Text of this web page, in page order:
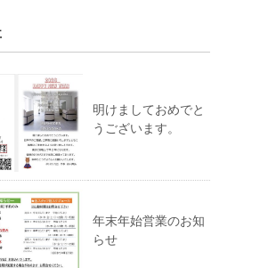
明けましておめでと
うございます。
年末年始営業のお知
らせ